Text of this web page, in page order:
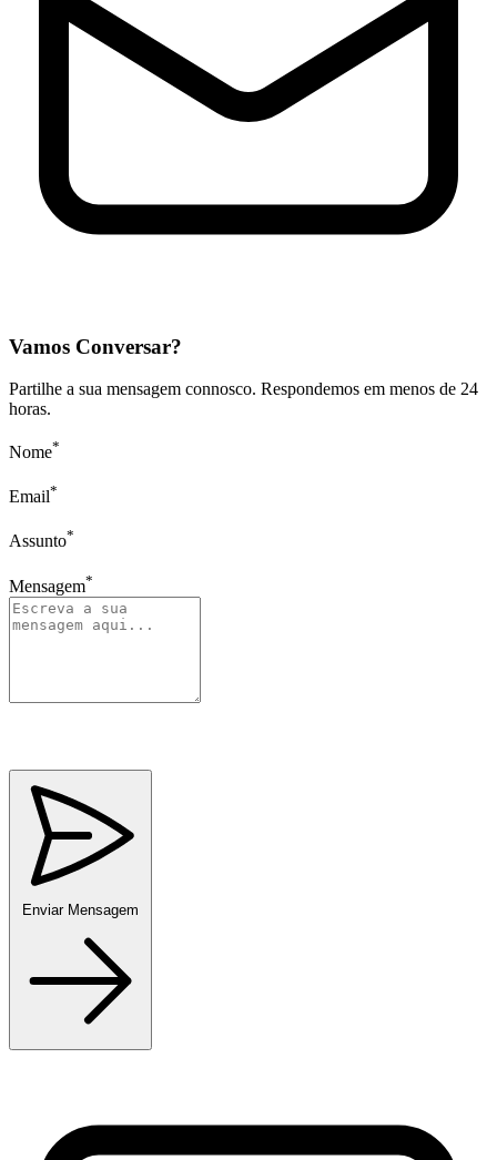
Vamos Conversar?
Partilhe a sua mensagem connosco. Respondemos em menos de 24
horas.
Nome*
Email*
Assunto*
Mensagem*
Enviar Mensagem